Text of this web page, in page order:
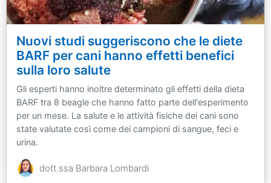
Nuovi studi suggeriscono che le diete
BARF per cani hanno effetti benefici
sulla loro salute
Gli esperti hanno inoltre determinato gli effetti della dieta
BARF tra 8 beagle che hanno fatto parte dell'esperimento
per un mese. La salute e le attività fisiche dei cani sono
state valutate così come dei campioni di sangue, feci e
urina.
dott.ssa Barbara Lombardi